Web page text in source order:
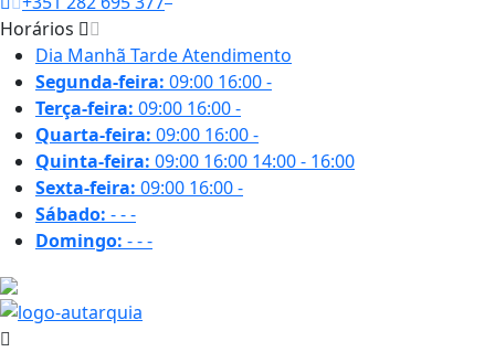
Horários
Dia Manhã TardeAtendimento
Segunda-feira: 09:00 16:00-
Terça-feira: 09:00 16:00-
Quarta-feira: 09:00 16:00-
Quinta-feira: 09:00 16:00 14:00 - 16:00
Sexta-feira: 09:00 16:00-
Sábado: ---
Domingo: ---